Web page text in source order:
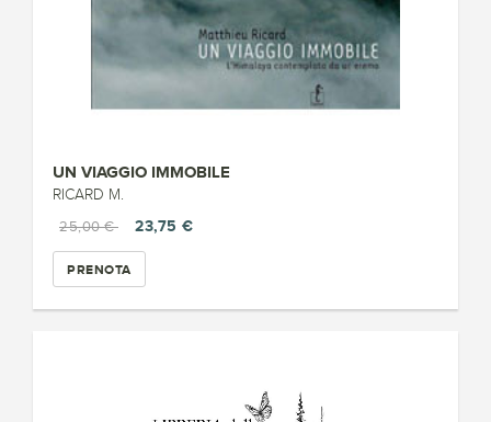
UN VIAGGIO IMMOBILE
RICARD M.
25,00 €
23,75 €
PRENOTA